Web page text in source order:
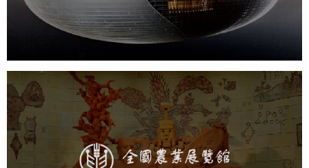
文化艺术 剧院 智慧展馆 展馆网站建设
农业展览馆